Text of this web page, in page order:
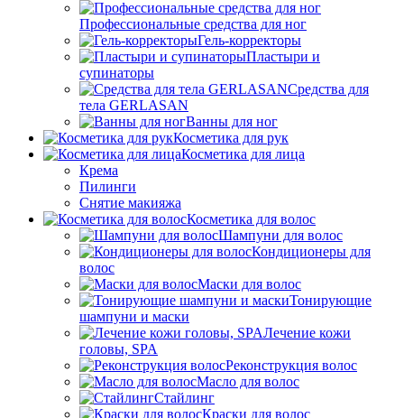
Профессиональные средства для ног
Гель-корректоры
Пластыри и
супинаторы
Средства для
тела GERLASAN
Ванны для ног
Косметика для рук
Косметика для лица
Крема
Пилинги
Снятие макияжа
Косметика для волос
Шампуни для волос
Кондиционеры для
волос
Маски для волос
Тонирующие
шампуни и маски
Лечение кожи
головы, SPA
Реконструкция волос
Масло для волос
Стайлинг
Краски для волос